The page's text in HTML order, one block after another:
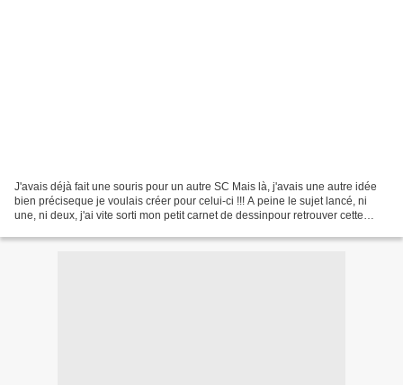
J'avais déjà fait une souris pour un autre SC Mais là, j'avais une autre idée
bien préciseque je voulais créer pour celui-ci !!! A peine le sujet lancé, ni
une, ni deux, j'ai vite sorti mon petit carnet de dessinpour retrouver cette